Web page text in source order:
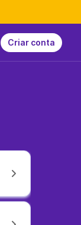
Criar conta